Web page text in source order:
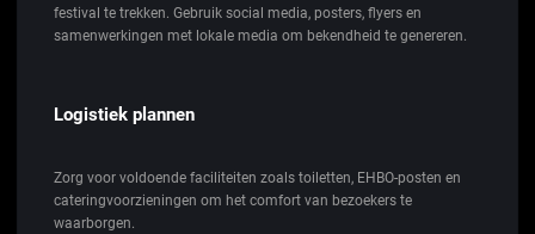
festival te trekken. Gebruik social media, posters, flyers en
samenwerkingen met lokale media om bekendheid te genereren.
Logistiek plannen
Zorg voor voldoende faciliteiten zoals toiletten, EHBO-posten en
cateringvoorzieningen om het comfort van bezoekers te
waarborgen.